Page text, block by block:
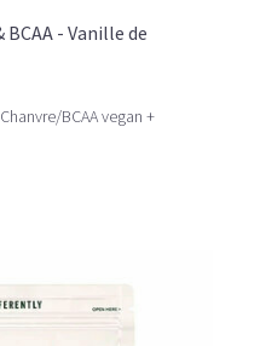
- Vanille de
BCAA vegan +